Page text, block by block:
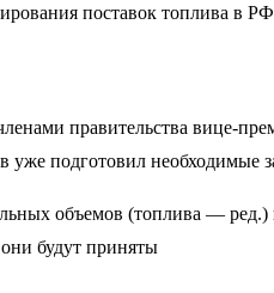
поставок топлива в РФ
правительства вице-
подготовил необходимые
объемов (топлива —
будут приняты